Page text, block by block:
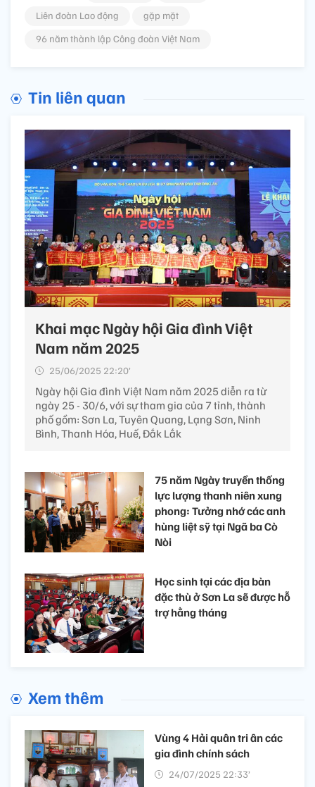
Liên đoàn Lao động
gặp mặt
96 năm thành lập Công đoàn Việt Nam
Tin liên quan
Khai mạc Ngày hội Gia đình Việt
Nam năm 2025
25/06/2025 22:20’
Ngày hội Gia đình Việt Nam năm 2025 diễn ra từ
ngày 25 - 30/6, với sự tham gia của 7 tỉnh, thành
phố gồm: Sơn La, Tuyên Quang, Lạng Sơn, Ninh
Bình, Thanh Hóa, Huế, Đắk Lắk
75 năm Ngày truyền thống
lực lượng thanh niên xung
phong: Tưởng nhớ các anh
hùng liệt sỹ tại Ngã ba Cò
Nòi
Học sinh tại các địa bàn
đặc thù ở Sơn La sẽ được hỗ
trợ hằng tháng
Xem thêm
Vùng 4 Hải quân tri ân các
gia đình chính sách
24/07/2025 22:33’